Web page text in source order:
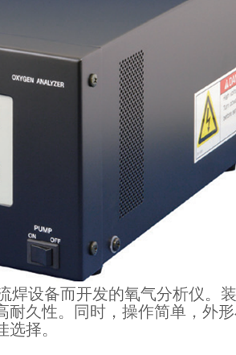
焊设备而开发的氧气分析仪。
久性。同时，操作简单，外形
择。